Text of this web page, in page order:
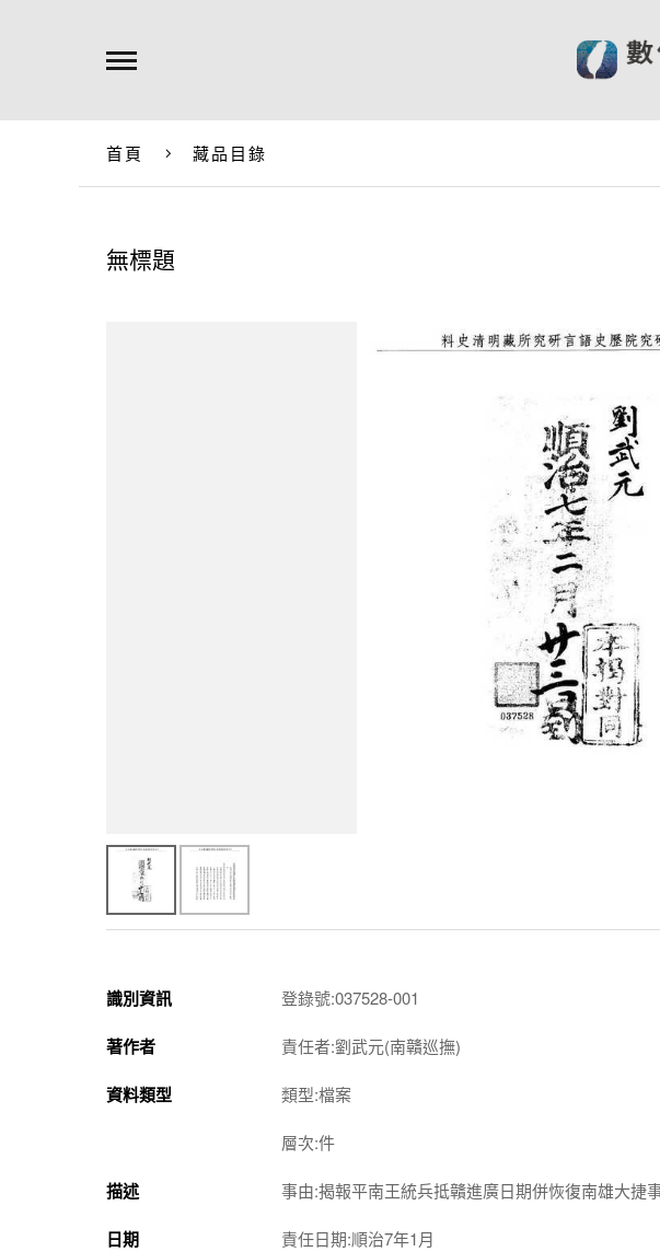
首頁 藏品目錄
無標題
識別資訊 登錄號:037528-001
著作者 責任者:劉武元(南贛巡撫)
資料類型 類型:檔案
層次:件
描述 事由:揭報平南王統兵抵贛進廣日期併恢復南雄大捷
日期 責任日期:順治7年1月